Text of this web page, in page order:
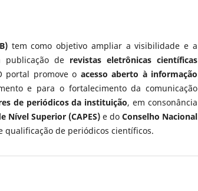
tem como objetivo ampliar a visibilidade e a
publicação de revistas eletrônicas científicas
portal promove o acesso aberto à informação
e para o fortalecimento da comunicação
de periódicos da instituição, em consonância
Nível Superior (CAPES)e do Conselho Nacional
qualificação de periódicos científicos.